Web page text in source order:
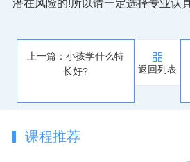
潜在风险的!所以请一定选择专业认
上一篇：小孩学什么特
长好?
返回列表
课程推荐